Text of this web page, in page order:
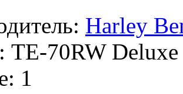
Harley
TE-70RW Deluxe
1